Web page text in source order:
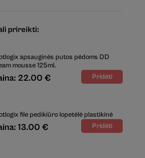
prireikti:
apsauginės putos pėdoms DD
mousse 125ml.
22.00 €
file pedikiūro lopetėlė plastikinė
13.00 €